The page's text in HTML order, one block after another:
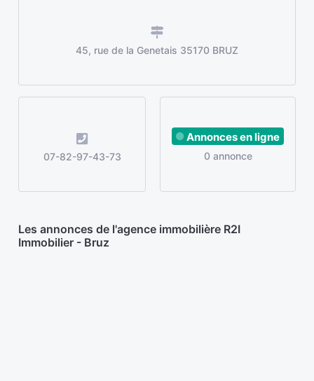
45, rue de la Genetais 35170 BRUZ
07-82-97-43-73
Annonces en ligne
0 annonce
Les annonces de l'agence immobilière R2I
Immobilier - Bruz